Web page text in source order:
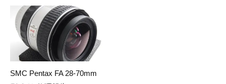
SMC Pentax FA 28-70mm